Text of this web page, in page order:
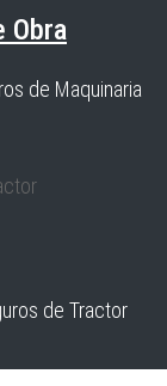
Obra
de Maquinaria
de Tractor